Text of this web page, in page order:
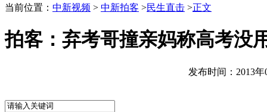
当前位置： 中新视频 > 中新拍客 >民生直击 >正文
拍客：弃考哥撞亲妈称高考没
发布时间：2013年